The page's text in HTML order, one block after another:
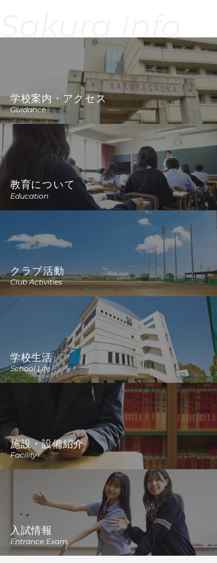
学校案内・アクセス
Guidance
教育について
Education
クラブ活動
Club Activities
学校生活
School Life
施設・設備紹介
Facility
入試情報
Entrance Exam.